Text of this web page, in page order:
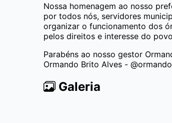
Nossa homenagem ao nosso
por todos nós, servidores
organizar o funcionamento dos
pelos direitos e interesse do
Parabéns ao nosso gestor
Ormando Brito Alves -
Galeria